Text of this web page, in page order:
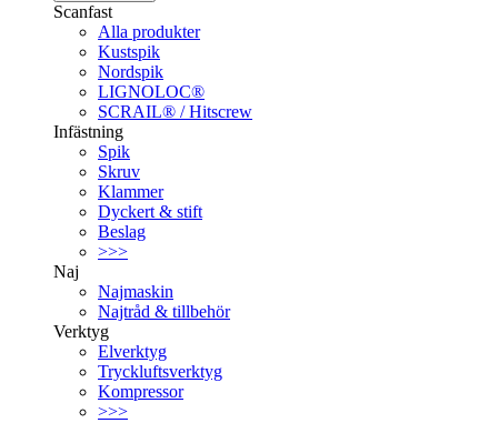
Scanfast
Alla produkter
Kustspik
Nordspik
LIGNOLOC®
SCRAIL® / Hitscrew
Infästning
Spik
Skruv
Klammer
Dyckert & stift
Beslag
>>>
Naj
Najmaskin
Najtråd & tillbehör
Verktyg
Elverktyg
Tryckluftsverktyg
Kompressor
>>>